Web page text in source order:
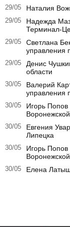
29/05 Наталия
29/05
Надежда
Терминал-
29/05
Светлана
управления
29/05
Денис
области
30/05
Валерий
управления
30/05
Игорь Попов
30/05
Евгения
Липецка
30/05
Игорь Попов
30/05 Елена